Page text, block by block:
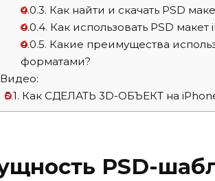
4.0.3. Как найти и скачать PSD
4.0.4. Как использовать PSD
4.0.5. Какие преимущества
форматами?
Видео:
5.1. Как СДЕЛАТЬ 3D-ОБЪЕКТ на
PSD-